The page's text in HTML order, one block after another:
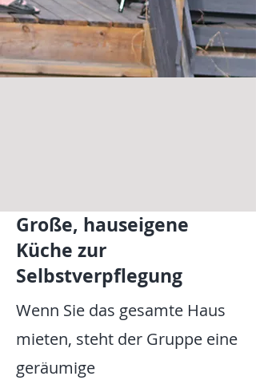
Große, hauseigene
Küche zur
Selbstverpflegung
Wenn Sie das gesamte Haus
mieten, steht der Gruppe eine
geräumige